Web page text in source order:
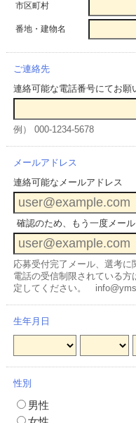
市区町村
番地・建物名
ご連絡先
連絡可能な電話番号にてお願
例） 000-1234-5678
メールアドレス
連絡可能なメールアドレス
確認のため、もう一度メー
応募受付完了メール、選考
電話の受信制限されている
定してください。
生年月日
性別
男性